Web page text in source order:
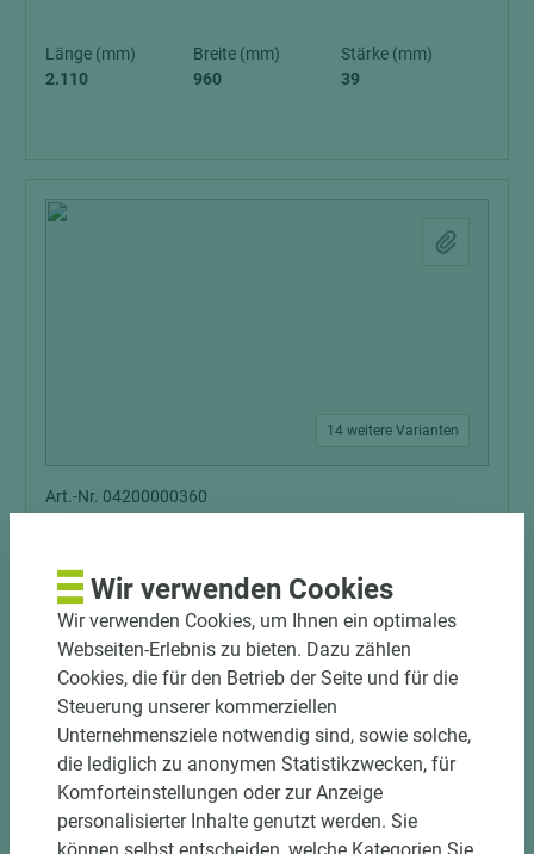
Länge (mm)
2.110
Breite (mm)
960
Stärke (mm)
39
14 weitere Varianten
Art.-Nr. 04200000360
Länge (mm)
2.110
Breite (mm)
735
Stärke (mm)
39
Wir verwenden Cookies
Wir verwenden Cookies, um Ihnen ein optimales
Webseiten-Erlebnis zu bieten. Dazu zählen
Cookies, die für den Betrieb der Seite und für die
Steuerung unserer kommerziellen
Unternehmensziele notwendig sind, sowie solche,
die lediglich zu anonymen Statistikzwecken, für
Komforteinstellungen oder zur Anzeige
personalisierter Inhalte genutzt werden. Sie
können selbst entscheiden, welche Kategorien Sie